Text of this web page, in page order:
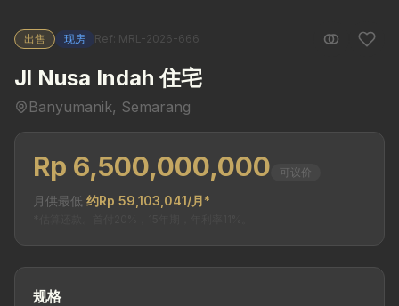
出售 现房 Ref: MRL-2026-666
Jl Nusa Indah 住宅
Banyumanik, Semarang
Rp 6,500,000,000 可议价
月供最低 约Rp 59,103,041/月*
规格